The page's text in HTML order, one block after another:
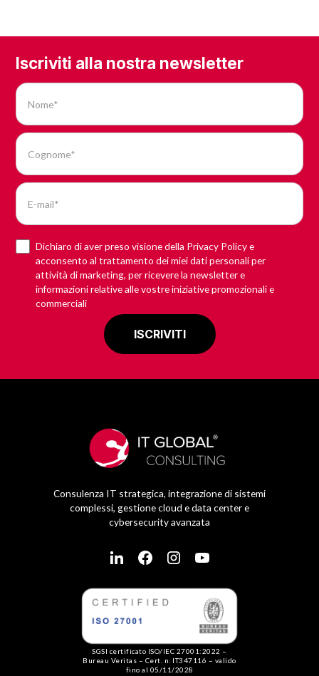
Iscriviti alla nostra newsletter
Dichiaro di aver preso visione della Privacy Policy e
acconsento al trattamento dei miei dati personali per
attività di marketing, per ricevere la newsletter e
informazioni relative alle vostre iniziative promozionali e
commerciali
Consulenza IT strategica, integrazione di sistemi
complessi, gestione cloud e data center e
cybersecurity avanzata
SGSI certificato ISO/IEC 27001:2022 –
Bureau Veritas – Cert. n. IT347116 – valido
fino al 05/11/2028